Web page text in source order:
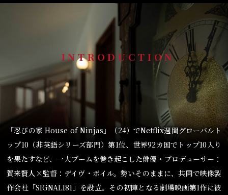
INTRODUCTION
「忍びの家 House of Ninjas」（24）でNetflix週間グローバルト
ップ10（非英語シリーズ部門）第1位、世界92カ国でトップ10入り
を果たすなど、一大ブームを巻き起こした俳優・プロデューサー：
賀来賢人×監督：デイヴ・ボイル。勢いそのままに、共同で映像製
作会社「SIGNAL181」を設立。その初陣となる劇場映画第1作に彼